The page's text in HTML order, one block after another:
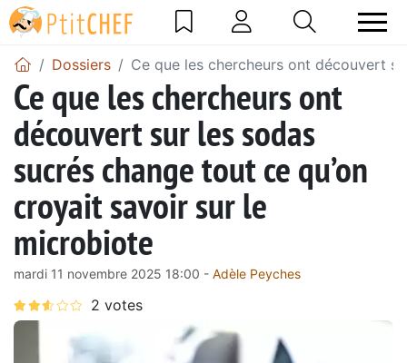
Dossiers Ce que les chercheurs ont découvert
Ce que les chercheurs ont
découvert sur les sodas
sucrés change tout ce qu’on
croyait savoir sur le
microbiote
mardi 11 novembre 2025 18:00 - Adèle Peyches